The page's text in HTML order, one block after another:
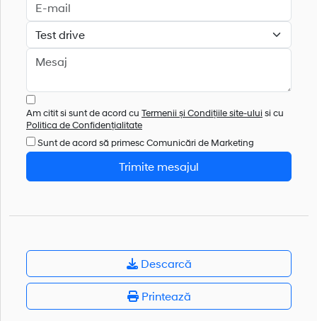
Am citit si sunt de acord cu Termenii și Condițiile site-ului si cu
Politica de Confidențialitate
Sunt de acord să primesc Comunicări de Marketing
Trimite mesajul
Descarcă
Printează